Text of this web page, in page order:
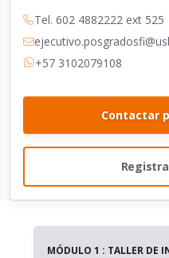
Tel. 602 4882222 ext 525
+57 3102079108
Contactar
MÓDULO 1 : TALLER DE